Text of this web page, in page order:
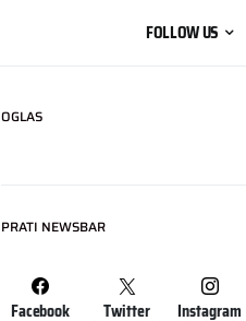
FOLLOW US
OGLAS
PRATI NEWSBAR
Facebook Twitter Instagram